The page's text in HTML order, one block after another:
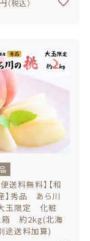
（税込）
送料無料】【和
】秀品 あら川
玉限定 化粧
約2kg(北海
途送料加算)